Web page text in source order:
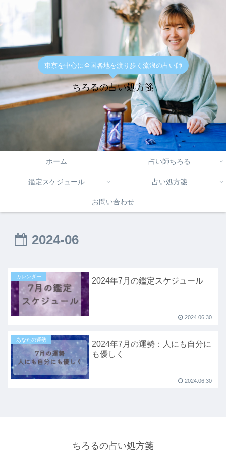
東京を中心に全国各地を渡り歩く流浪の占い師
ちろるの占い処方箋
ホーム 占い師ちろる
鑑定スケジュール 占い処方箋
お問い合わせ
2024-06
カレンダー 2024年7月の鑑定スケジュール
2024.06.30
あなたの運勢
2024年7月の運勢：人にも自分に
も優しく
2024.06.30
ちろるの占い処方箋